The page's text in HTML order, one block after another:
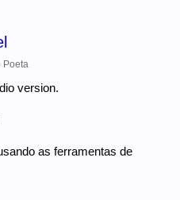
Poeta
version.
as ferramentas de